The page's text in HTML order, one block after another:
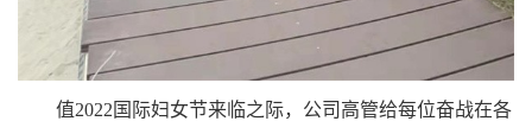
值2022国际妇女节来临之际，公司高管给每位奋战在各